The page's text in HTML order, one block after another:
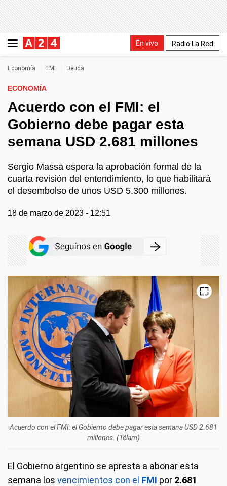
En vivo Radio La Red
Economía FMI Deuda
ECONOMÍA
Acuerdo con el FMI: el
Gobierno debe pagar esta
semana USD 2.681 millones
Sergio Massa espera la aprobación formal de la
cuarta revisión del entendimiento, lo que habilitará
el desembolso de unos USD 5.300 millones.
18 de marzo de 2023 - 12:51
Acuerdo con el FMI: el Gobierno debe pagar esta semana USD 2.681
millones. (Télam)
El Gobierno argentino se apresta a abonar esta
semana los vencimientos con el FMI por 2.681